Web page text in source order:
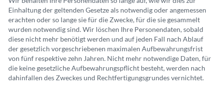
Einhaltung der geltenden Gesetze als notwendig oder angemessen
erachten oder so lange sie für die Zwecke, für die sie gesammelt
wurden notwendig sind. Wir löschen Ihre Personendaten, sobald
diese nicht mehr benötigt werden und auf jeden Fall nach Ablauf
der gesetzlich vorgeschriebenen maximalen Aufbewahrungsfrist
von fünf respektive zehn Jahren. Nicht mehr notwendige Daten, für
die keine gesetzliche Aufbewahrungspflicht besteht, werden nach
dahinfallen des Zweckes und Rechtfertigungsgrundes vernichtet.